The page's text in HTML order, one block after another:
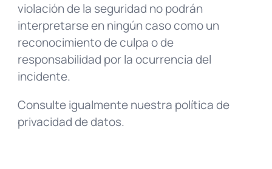
violación de la seguridad no podrán
interpretarse en ningún caso como un
reconocimiento de culpa o de
responsabilidad por la ocurrencia del
incidente.
Consulte igualmente nuestra política de
privacidad de datos.